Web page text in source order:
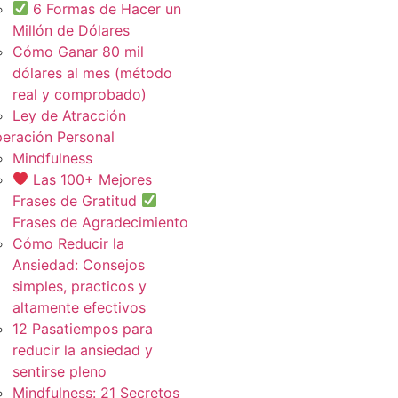
6 Formas de Hacer un
Millón de Dólares
Cómo Ganar 80 mil
dólares al mes (método
real y comprobado)
Ley de Atracción
Personal
Mindfulness
Las 100+ Mejores
Frases de Gratitud
Frases de Agradecimiento
Cómo Reducir la
Ansiedad: Consejos
simples, practicos y
altamente efectivos
12 Pasatiempos para
reducir la ansiedad y
sentirse pleno
Mindfulness: 21 Secretos